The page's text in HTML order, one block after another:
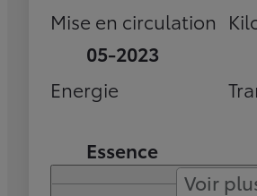
Mise en circulation
05-2023
Energie
Essence
Voir